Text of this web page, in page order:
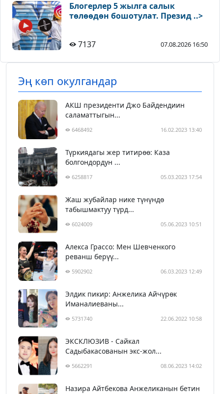
Блогерлер 5 жылга салык
төлөөдөн бошотулат. Презид ..>
7137 07.08.2026 16:50
Эң көп окулгандар
АКШ президенти Джо Байдендиин
саламаттыгын...
6468492 16.02.2023 13:40
Түркиядагы жер титирөө: Каза
болгондордун ...
6258817 05.03.2023 17:54
Жаш жубайлар нике түнүндө
табышмактуу түрд...
6024009 05.06.2023 10:51
Алекса Грассо: Мен Шевченкого
реванш берүү...
5902902 06.03.2023 12:49
Элдик пикир: Анжелика Айчүрөк
Иманалиеваны...
5731740 22.06.2022 10:58
ЭКСКЛЮЗИВ - Сайкал
Садыбакасованын экс-жол...
5662291 08.06.2023 14:02
Назира Айтбекова Анжеликанын бетин